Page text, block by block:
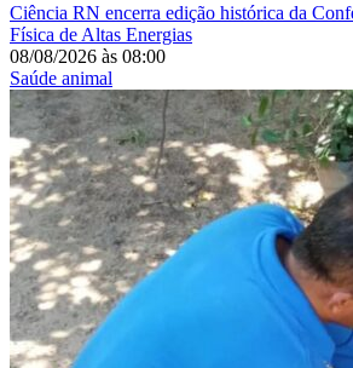
Ciência RN encerra edição histórica da
Física de Altas Energias
08/08/2026 às 08:00
Saúde animal